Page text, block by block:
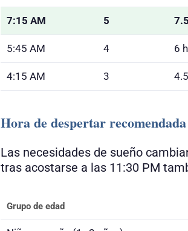
7:15 AM 5
5:45 AM 4 6
4:15 AM 3
Hora de despertar
Las necesidades de sueño
tras acostarse a las 11:30 PM
Grupo de edad